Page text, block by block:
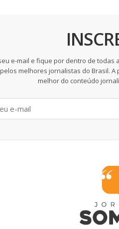
e-mail e fique por dentro de todas
melhores jornalistas do Brasil. A
melhor do conteúdo